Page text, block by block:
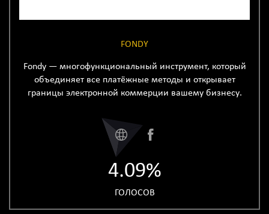
FONDY
Fondy — многофункциональный инструмент, который
объединяет все платёжные методы и открывает
границы электронной коммерции вашему бизнесу.
4.09%
ГОЛОСОВ